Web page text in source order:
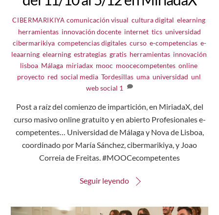
CIBERMARIKIYA comunicación visual cultura digital elearning,
herramientas innovación docente internet tics universidad
cibermarikiya competencias digitales curso e-competencias e-
leaarning, elearning, estrategias, gratis, herramientas, innovación
lisboa Málaga miriadax mooc moocecompetentes online
proyecto, red social media, Tordesillas, uma, universidad unl
web social 1
Post a raíz del comienzo de impartición, en MiriadaX, del
curso masivo online gratuito y en abierto Profesionales e-
competentes… Universidad de Málaga y Nova de Lisboa,
coordinado por María Sánchez, cibermarikiya, y Joao
Correia de Freitas. #MOOCecompetentes
Seguir leyendo